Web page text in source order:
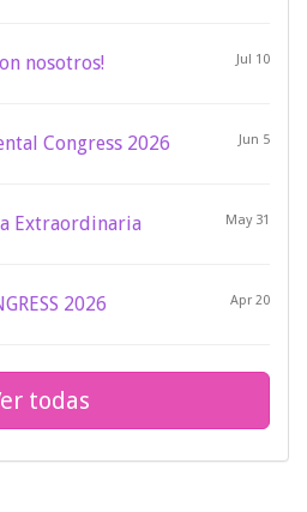
Jul 10
nosotros!
Jun 5
Congress 2026
May 31
Extraordinaria
Apr 20
2026
todas